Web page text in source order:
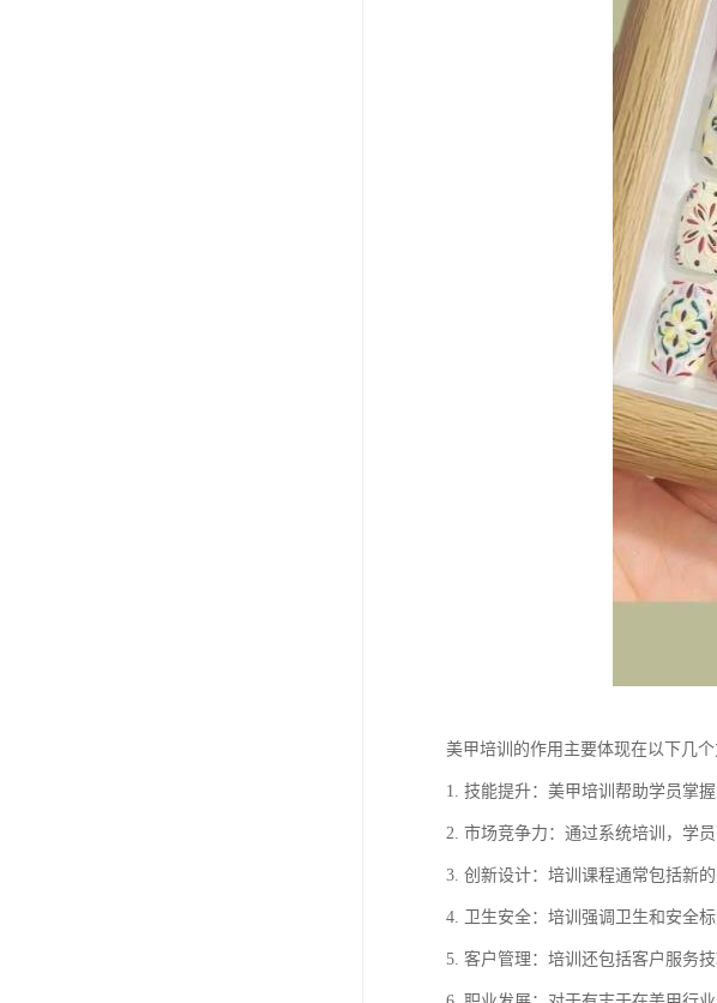
美甲培训的作用主要体现在以下几个
1. 技能提升：美甲培训帮助学员掌
2. 市场竞争力：通过系统培训，学
3. 创新设计：培训课程通常包括新
4. 卫生安全：培训强调卫生和安全
5. 客户管理：培训还包括客户服务